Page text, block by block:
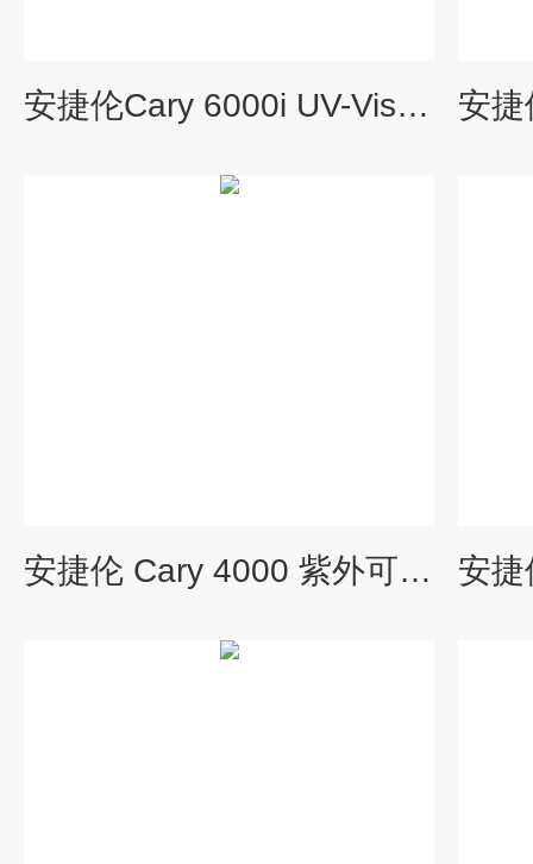
安捷伦Cary 6000i UV-Vis-NIR 分光光度计
安捷伦 Cary 4000 紫外可见分光光度计